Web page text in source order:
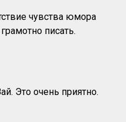
чувства юмора
писать.
Это очень приятно.